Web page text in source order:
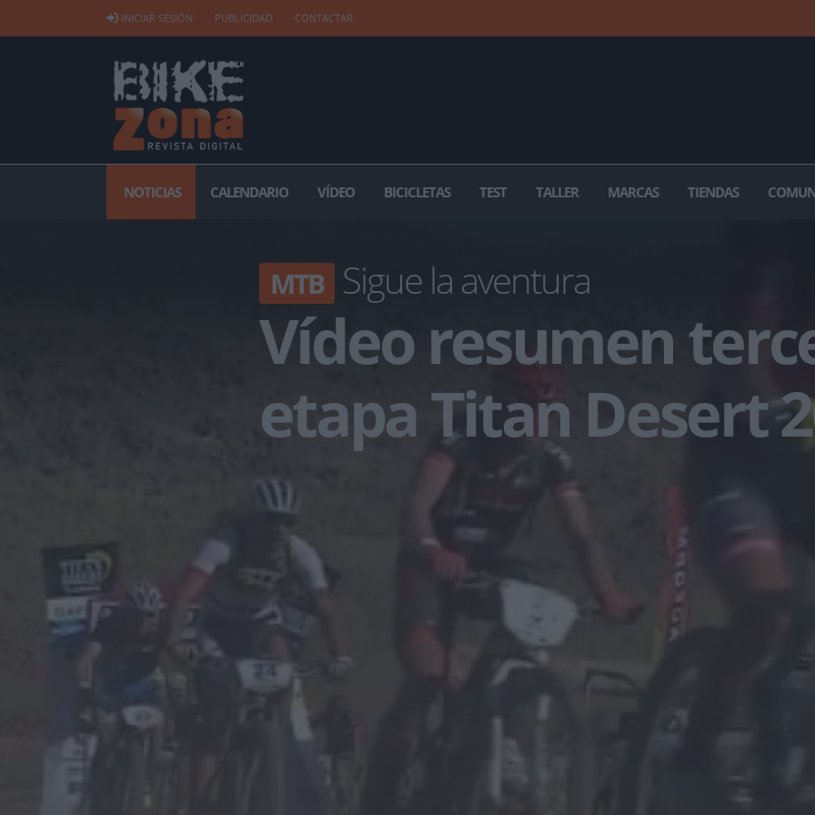
INICIAR SESIÓN PUBLICIDAD CONTACTAR
NOTICIAS CALENDARIO VÍDEO BICICLETAS TEST TALLER MARCAS TIENDAS
MTB Sigue la aventura
Vídeo resumen
etapa Titan Desert